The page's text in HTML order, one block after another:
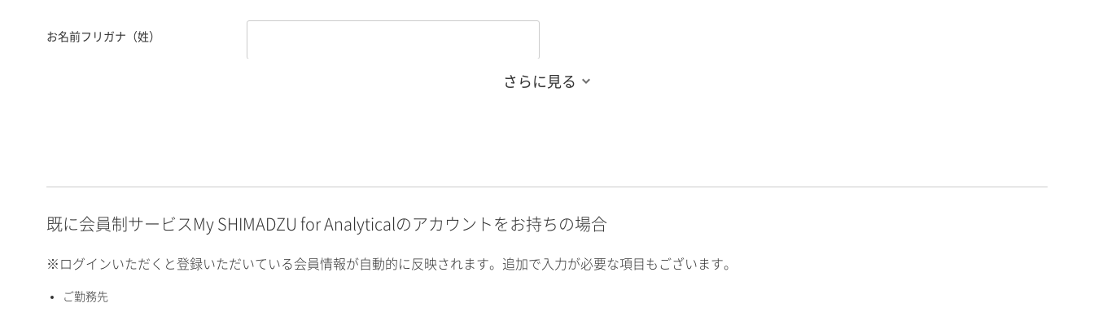
お名前フリガナ（姓）
英数）
国 / エリア
さらに見る
既に会員制サービスMy SHIMADZU for Analyticalのアカウントをお持ちの場合
※ログインいただくと登録いただいている会員情報が自動的に反映されます。追加で入力が必要な項目もございます。
ご勤務先